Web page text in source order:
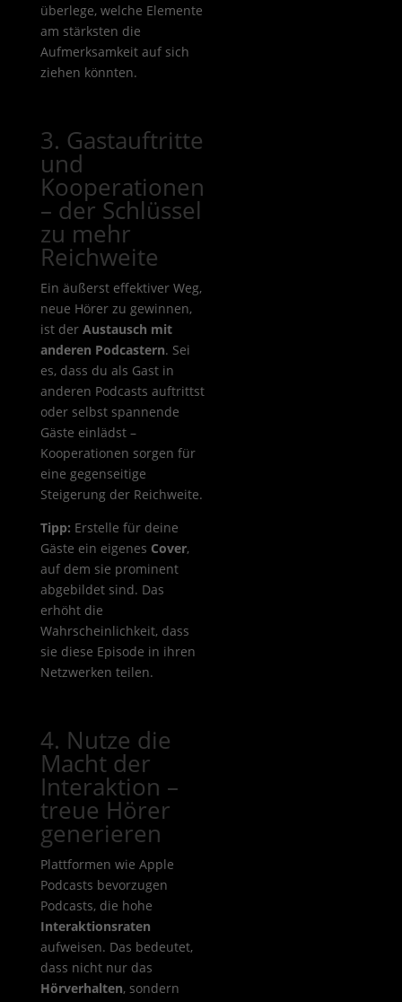
überlege, welche Elemente
am stärksten die
Aufmerksamkeit auf sich
ziehen könnten.
3. Gastauftritte
und
Kooperationen
– der Schlüssel
zu mehr
Reichweite
Ein äußerst effektiver Weg,
neue Hörer zu gewinnen,
ist der Austausch mit
anderen Podcastern. Sei
es, dass du als Gast in
anderen Podcasts auftrittst
oder selbst spannende
Gäste einlädst –
Kooperationen sorgen für
eine gegenseitige
Steigerung der Reichweite.
Tipp: Erstelle für deine
Gäste ein eigenes Cover,
auf dem sie prominent
abgebildet sind. Das
erhöht die
Wahrscheinlichkeit, dass
sie diese Episode in ihren
Netzwerken teilen.
4. Nutze die
Macht der
Interaktion –
treue Hörer
generieren
Plattformen wie Apple
Podcasts bevorzugen
Podcasts, die hohe
Interaktionsraten
aufweisen. Das bedeutet,
dass nicht nur das
Hörverhalten, sondern